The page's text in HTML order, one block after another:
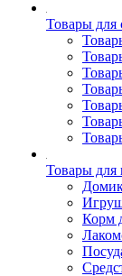
Товары для
Товары для
Корм